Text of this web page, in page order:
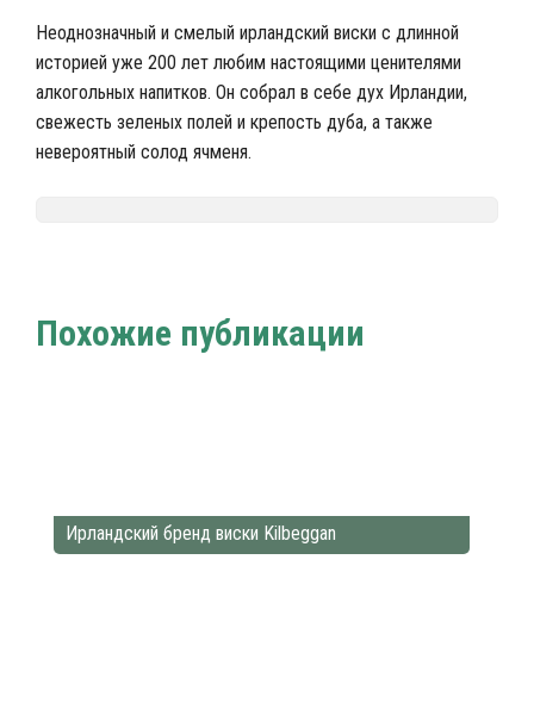
Неоднозначный и смелый ирландский виски с длинной
историей уже 200 лет любим настоящими ценителями
алкогольных напитков. Он собрал в себе дух Ирландии,
свежесть зеленых полей и крепость дуба, а также
невероятный солод ячменя.
Похожие публикации
Ирландский бренд виски Kilbeggan